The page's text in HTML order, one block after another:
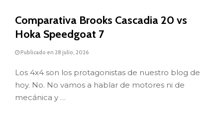
Comparativa Brooks Cascadia 20 vs
Hoka Speedgoat 7
Publicado en 28 julio, 2026
Los 4x4 son los protagonistas de nuestro blog de
hoy. No. No vamos a hablar de motores ni de
mecánica y …